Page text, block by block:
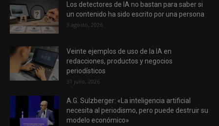
Los detectores de IA no bastan para saber si
un contenido ha sido escrito por una persona
3 agosto, 2026
Veinte ejemplos de uso de la IA en
redacciones, productos y negocios
periodísticos
31 julio, 2026
A.G. Sulzberger: «La inteligencia artificial
necesita al periodismo, pero puede destruir su
modelo económico»